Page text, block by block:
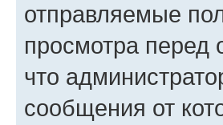
отправляемые
просмотра перед
что
сообщения от